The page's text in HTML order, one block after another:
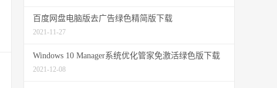
百度网盘电脑版去广告绿色精简版下载
2021-11-27
Windows 10 Manager系统优化管家免激活绿色版下载
2021-12-08